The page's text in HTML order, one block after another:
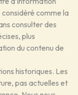
comme la
consulter des
plus
du contenu de
historiques. Les
pas actuelles et